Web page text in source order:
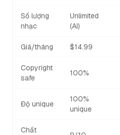
Số lượng
nhạc
Unlimited
(AI)
Giá/tháng $14.99
Copyright
safe
100%
Độ unique
100%
unique
Chất